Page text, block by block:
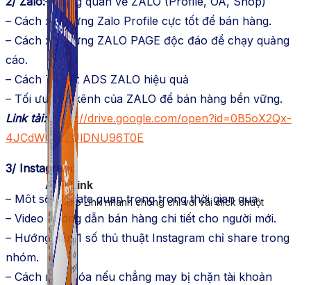
ATP Link
Tạo Bio Link nhanh chóng chỉ với vài click chuột
– Cách xây dựng Zalo Profile cực tốt để bán hàng.
– Cách xây dựng ZALO PAGE độc đáo để chạy quảng
cáo.
– Cách Target ADS ZALO hiệu quả
– Tối ưu các kênh của ZALO để bán hàng bền vững.
Link tải: https://drive.google.com/open?id=0B5oX2Qx-
4JCdWGEtZUlDNU96T0E
3/ Instagram:
– Môt số Update quan trọng trong thời gian qua
– Video hướng dẫn bán hàng chi tiết cho người mới.
– Hướng dẫn 1 số thủ thuật Instagram chỉ share trong
nhóm.
– Cách mở khóa nếu chẳng may bị chặn tài khoản